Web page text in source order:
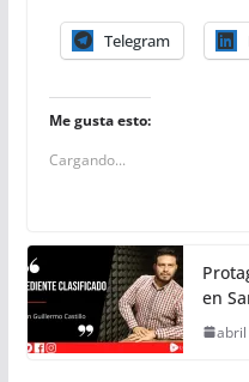
Telegram
Me gusta esto:
Cargando...
en
abril